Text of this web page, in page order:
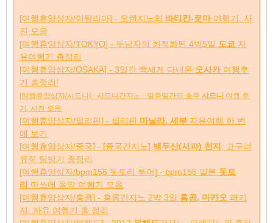
[여행휴양상자/이탈리아] - 오렌지노의 바티칸-로마여행기, 사
진 모음
[여행휴양상자/TOKYO] - 두남자의 최적화된 4박5일 도쿄 자
유여행기 총정리
[여행휴양상자/OSAKA] - 3일간 빡세게 다녀온 오사카여행후
기 총정리!
[여행휴양상자/시드니] - 시드니간지노 - 일주일간의 호주 시드니 여행 후
기, 사진 모음
[여행휴양상자/필리핀] - 필리핀 마닐라, 세부 자유여행 한 번
에 보기
[여행휴양상자/중국] - [중국간지노] 백두산(서파) 천지 , 고구려
유적 탐방기 총정리
[여행휴양상자/bpm156 돗토리 투어] - bpm156 일본 돗토
리 마쓰에 음악 여행기 모음
[여행휴양상자/홍콩] - 홍콩간지노 2박 3일 홍콩, 마카오 패키
지, 자유 여행기 총 정리